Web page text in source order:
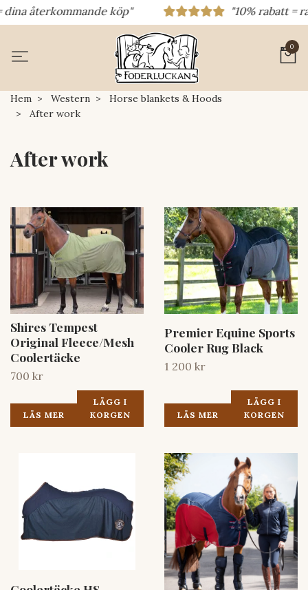
återkommande köp" "10% rabatt =
0
Hem Western
Horse blankets & Hoods
After work
After work
Shires Tempest
Original Fleece/Mesh
Coolertäcke
700 kr
LÄS MER
LÄGG I
KORGEN
Premier Equine Sports
Cooler Rug Black
1 200 kr
LÄS MER
LÄGG I
KORGEN